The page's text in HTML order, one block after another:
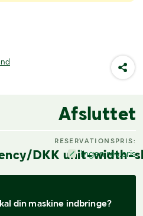
Afsluttet
DKK unit-width-
RESERVATIONSPRIS:
Ingen res.pris
din maskine indbringe?